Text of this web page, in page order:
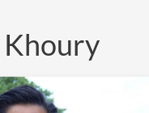
Khoury